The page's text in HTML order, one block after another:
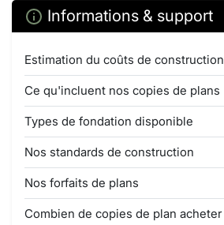
Informations & support
Estimation du coûts de construction
Ce qu'incluent nos copies de plans
Types de fondation disponible
Nos standards de construction
Nos forfaits de plans
Combien de copies de plan acheter